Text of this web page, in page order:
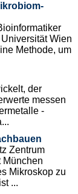
Wien
Methode, um
der
messen
-
Zentrum
München
Mikroskop zu
...